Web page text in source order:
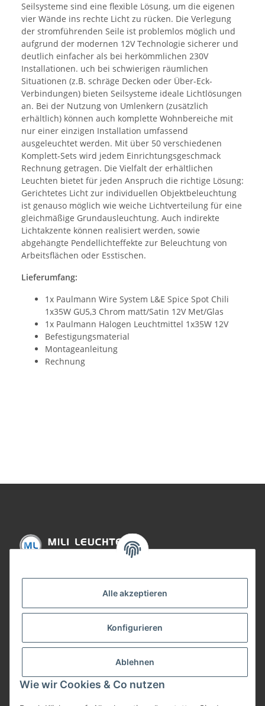
Alle akzeptieren
Konfigurieren
Ablehnen
Wie wir Cookies & Co nutzen
Seilsysteme sind eine flexible Lösung, um die eigenen
vier Wände ins rechte Licht zu rücken. Die Verlegung
der stromführenden Seile ist problemlos möglich und
aufgrund der modernen 12V Technologie sicherer und
deutlich einfacher als bei herkömmlichen 230V
Installationen. uch bei schwierigen räumlichen
Situationen (z.B. schräge Decken oder Über-Eck-
Verbindungen) bieten Seilsysteme ideale Lichtlösungen
an. Bei der Nutzung von Umlenkern (zusätzlich
erhältlich) können auch komplette Wohnbereiche mit
nur einer einzigen Installation umfassend
ausgeleuchtet werden. Mit über 50 verschiedenen
Komplett-Sets wird jedem Einrichtungsgeschmack
Rechnung getragen. Die Vielfalt der erhältlichen
Leuchten bietet für jeden Anspruch die richtige Lösung:
Gerichtetes Licht zur individuellen Objektbeleuchtung
ist genauso möglich wie weiche Lichtverteilung für eine
gleichmäßige Grundausleuchtung. Auch indirekte
Lichtakzente können realisiert werden, sowie
abgehängte Pendellichteffekte zur Beleuchtung von
Arbeitsflächen oder Esstischen.
Lieferumfang:
1x Paulmann Wire System L&E Spice Spot Chili
1x35W GU5,3 Chrom matt/Satin 12V Met/Glas
1x Paulmann Halogen Leuchtmittel 1x35W 12V
Befestigungsmaterial
Montageanleitung
Rechnung
Gesetzliche Informationen
Bezahlung